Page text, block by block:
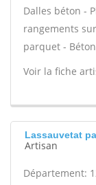
Dalles béton -
rangements
parquet -
Voir la fiche
Lassauvetat
Artisan
Département: